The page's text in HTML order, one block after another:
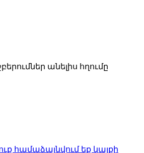
անելիս հղումը
համաձայնվում եք կայքի